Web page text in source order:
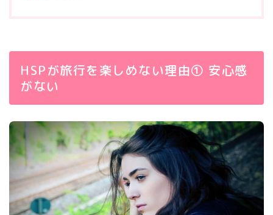
HSPが旅行を楽しめない理由① 安心感
がない